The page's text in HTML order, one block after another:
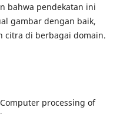
bahwa pendekatan ini
gambar dengan baik,
citra di berbagai domain.
processing of